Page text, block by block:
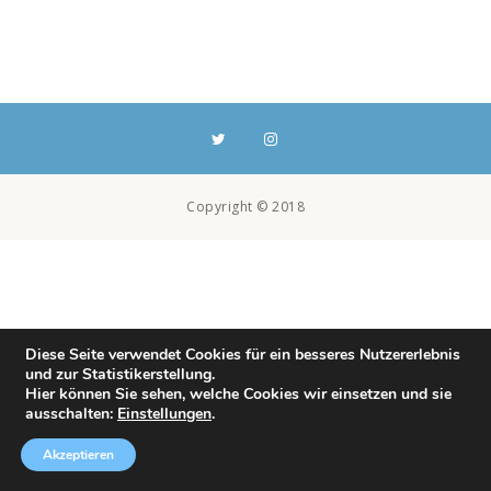
Copyright © 2018
Diese Seite verwendet Cookies für ein besseres Nutzererlebnis
und zur Statistikerstellung.
Hier können Sie sehen, welche Cookies wir einsetzen und sie
ausschalten: Einstellungen.
Akzeptieren